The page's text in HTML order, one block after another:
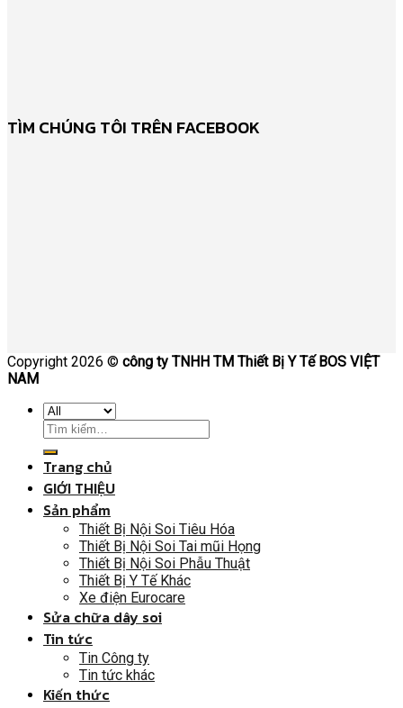
TÌM CHÚNG TÔI TRÊN FACEBOOK
Copyright 2026 © công ty TNHH TM Thiết Bị Y Tế BOS VIỆT
NAM
Trang chủ
GIỚI THIỆU
Sản phẩm
Thiết Bị Nội Soi Tiêu Hóa
Thiết Bị Nội Soi Tai mũi Họng
Thiết Bị Nội Soi Phẫu Thuật
Thiết Bị Y Tế Khác
Xe điện Eurocare
Sửa chữa dây soi
Tin tức
Tin Công ty
Tin tức khác
Kiến thức